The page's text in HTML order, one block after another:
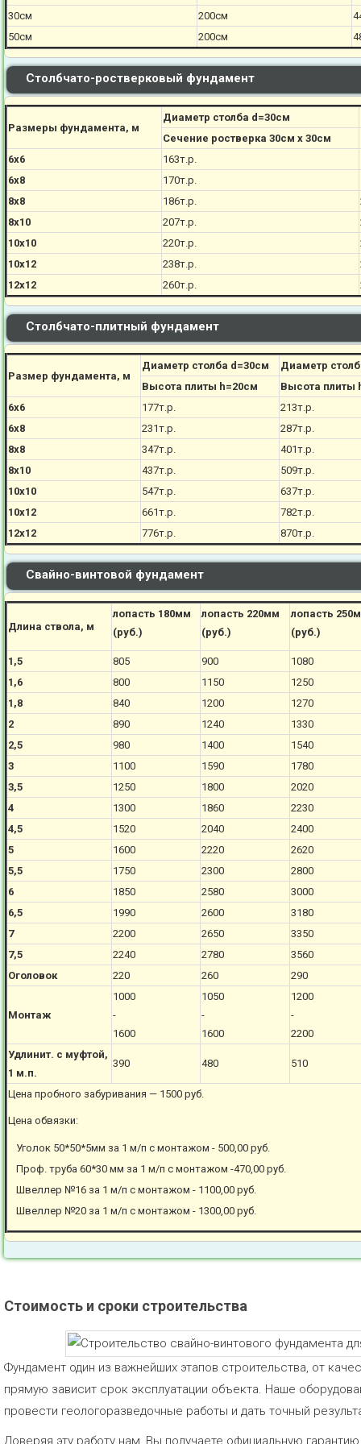
30см
200см
50см
200см
Столбчато-ростверковый фундамент
Размеры фундамента, м
Диаметр столба d=30см
Сечение ростверка 30см х 30см
6х6
163т.р.
6х8
170т.р.
8х8
186т.р.
8х10
207т.р.
10х10
220т.р.
10х12
238т.р.
12х12
260т.р.
Столбчато-плитный фундамент
Размер фундамента, м
Диаметр столба d=30см
Диаметр
Высота плиты h=20см
Высота плиты
6х6
177т.р. 213т.р.
6х8
231т.р. 287т.р.
8х8
347т.р. 401т.р.
8х10
437т.р. 509т.р.
10х10
547т.р. 637т.р.
10х12
661т.р. 782т.р.
12х12
776т.р. 870т.р.
Свайно-винтовой фундамент
Длина ствола, м
лопасть 180мм
(руб.)
лопасть 220мм
(руб.)
лопасть
(руб.)
1,5 805 900
1080
1,6
800 1150
1250
1,8
840 1200
1270
2
890 1240
1330
2,5
980 1400
1540
3
1100 1590
1780
3,5
1250 1800
2020
4
1300 1860
2230
4,5
1520 2040
2400
5
1600 2220
2620
5,5
1750 2300
2800
6
1850 2580
3000
6,5
1990 2600
3180
7
2200 2650
3350
7,5
2240 2780
3560
Оголовок
220 260 290
Монтаж
1000
-
1600
1050
-
1600
1200
-
2200
Удлинит. с муфтой,
1 м.п.
390 480 510
Цена пробного забуривания — 1500 руб.
Цена обвязки:
Уголок 50*50*5мм за 1 м/п с монтажом - 500,00 руб.
Проф. труба 60*30 мм за 1 м/п с монтажом -470,00 руб.
Швеллер №16 за 1 м/п с монтажом - 1100,00 руб.
Швеллер №20 за 1 м/п с монтажом - 1300,00 руб.
Стоимость и сроки строительства
Фундамент один из важнейших этапов строительства, от
прямую зависит срок эксплуатации объекта. Наше
провести геологоразведочные работы и дать точный
Доверяя эту работу нам, Вы получаете официальную